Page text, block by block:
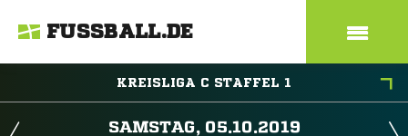
FUSSBALL.DE
KREISLIGA C STAFFEL 1
 